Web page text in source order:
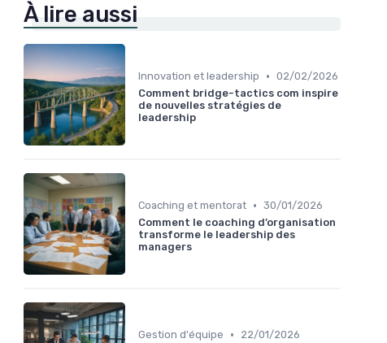
À lire aussi
Innovation et leadership • 02/02/2026
Comment bridge-tactics com inspire
de nouvelles stratégies de
leadership
Coaching et mentorat • 30/01/2026
Comment le coaching d’organisation
transforme le leadership des
managers
Gestion d'équipe •
22/01/2026